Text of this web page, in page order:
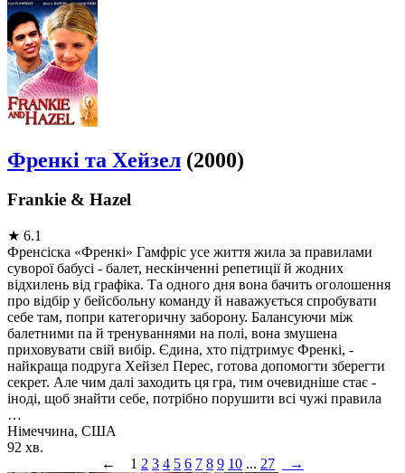
Френкі та Хейзел (2000)
Frankie & Hazel
★ 6.1
Френсіска «Френкі» Гамфріс усе життя жила за правилами
суворої бабусі - балет, нескінченні репетиції й жодних
відхилень від графіка. Та одного дня вона бачить оголошення
про відбір у бейсбольну команду й наважується спробувати
себе там, попри категоричну заборону. Балансуючи між
балетними па й тренуваннями на полі, вона змушена
приховувати свій вибір. Єдина, хто підтримує Френкі, -
найкраща подруга Хейзел Перес, готова допомогти зберегти
секрет. Але чим далі заходить ця гра, тим очевидніше стає -
іноді, щоб знайти себе, потрібно порушити всі чужі правила
…
Німеччина, США
92 хв.
←
1 2 3 4 5 6 7 8 9 10 ... 27 →